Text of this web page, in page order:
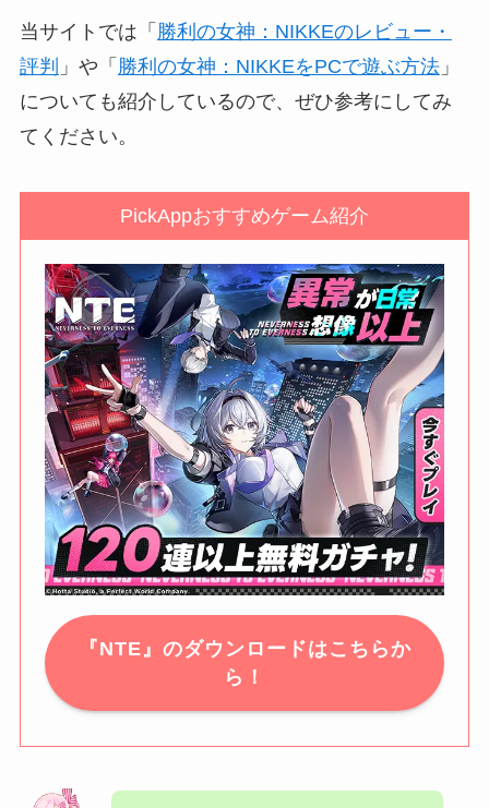
当サイトでは「 勝利の女神：NIKKEのレビュー・
評判 」や「 勝利の女神：NIKKEをPCで遊ぶ方法」
についても紹介しているので、ぜひ参考にしてみ
てください。
PickAppおすすめゲーム紹介
『NTE』のダウンロードはこちらか
ら！